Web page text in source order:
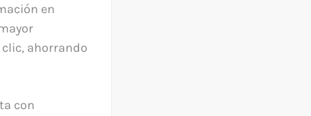
en
ahorrando
con